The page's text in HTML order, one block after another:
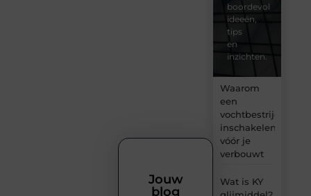
boordevol
ideeën,
tips
en
inzichten.
Waarom
een
inschakelen
vóór je
verbouwt
Wat is KY
Jouw
blog